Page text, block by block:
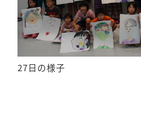
27日の様子